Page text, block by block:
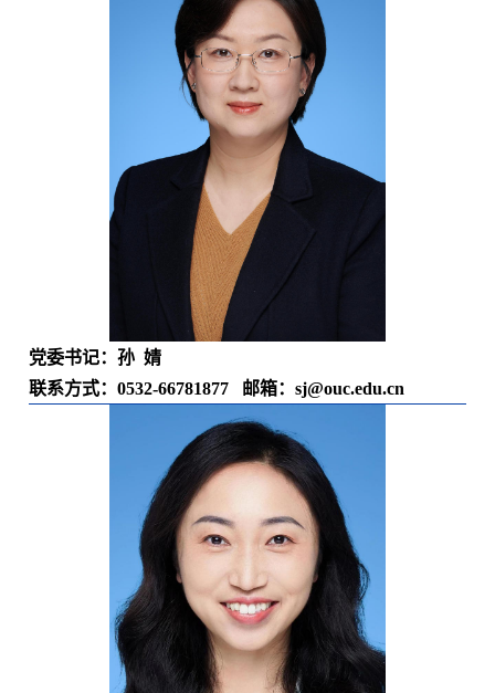
党委书记：孙 婧
联系方式：0532-66781877 邮箱：sj@ouc.edu.cn